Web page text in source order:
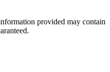
provided may contain